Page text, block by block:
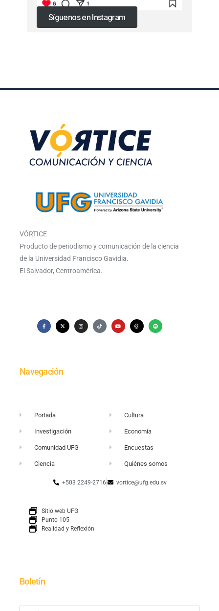
Síguenos en Instagram
VÓRTICE
Producto de periodismo y comunicación de la ciencia
de la Universidad Francisco Gavidia.
El Salvador, Centroamérica.
Navegación
Portada
Investigación
Comunidad UFG
Ciencia
Cultura
Economía
Encuestas
Quiénes somos
+503 2249-2716 vortice@ufg.edu.sv
Sitio web UFG
Punto 105
Realidad y Reflexión
Boletín